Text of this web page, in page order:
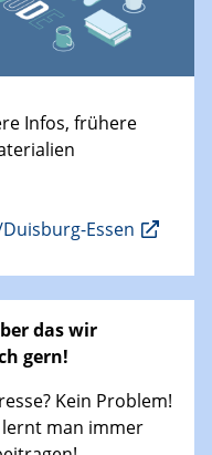
Infos, frühere
Essen
das wir
gern!
Kein Problem!
man immer